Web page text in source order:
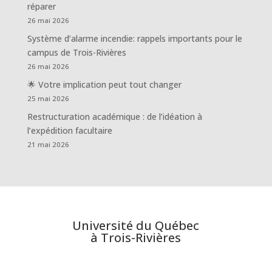
réparer
26 mai 2026
Système d’alarme incendie: rappels importants pour le
campus de Trois-Rivières
26 mai 2026
🌟 Votre implication peut tout changer
25 mai 2026
Restructuration académique : de l’idéation à
l’expédition facultaire
21 mai 2026
Université du Québec
à Trois-Rivières